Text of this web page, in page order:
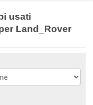
usati
Land_Rover